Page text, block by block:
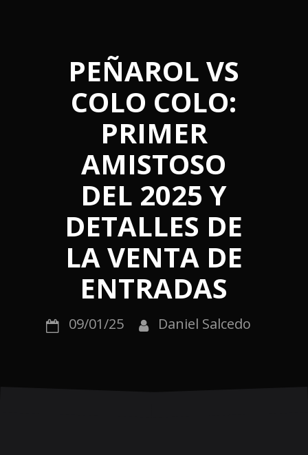
PEÑAROL VS
COLO COLO:
PRIMER
AMISTOSO
DEL 2025 Y
DETALLES DE
LA VENTA DE
ENTRADAS
09/01/25 Daniel Salcedo